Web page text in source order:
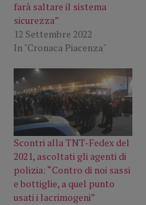
farà saltare il sistema
sicurezza”
12 Settembre 2022
In "Cronaca Piacenza"
Scontri alla TNT-Fedex del
2021, ascoltati gli agenti di
polizia: “Contro di noi sassi
e bottiglie, a quel punto
usati i lacrimogeni”